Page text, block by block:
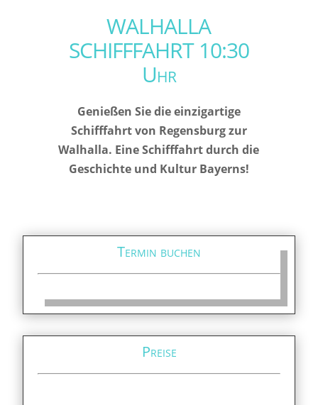
WALHALLA
SCHIFFFAHRT 10:30
Uhr
Genießen Sie die einzigartige
Schifffahrt von Regensburg zur
Walhalla. Eine Schifffahrt durch die
Geschichte und Kultur Bayerns!
Termin buchen
Preise